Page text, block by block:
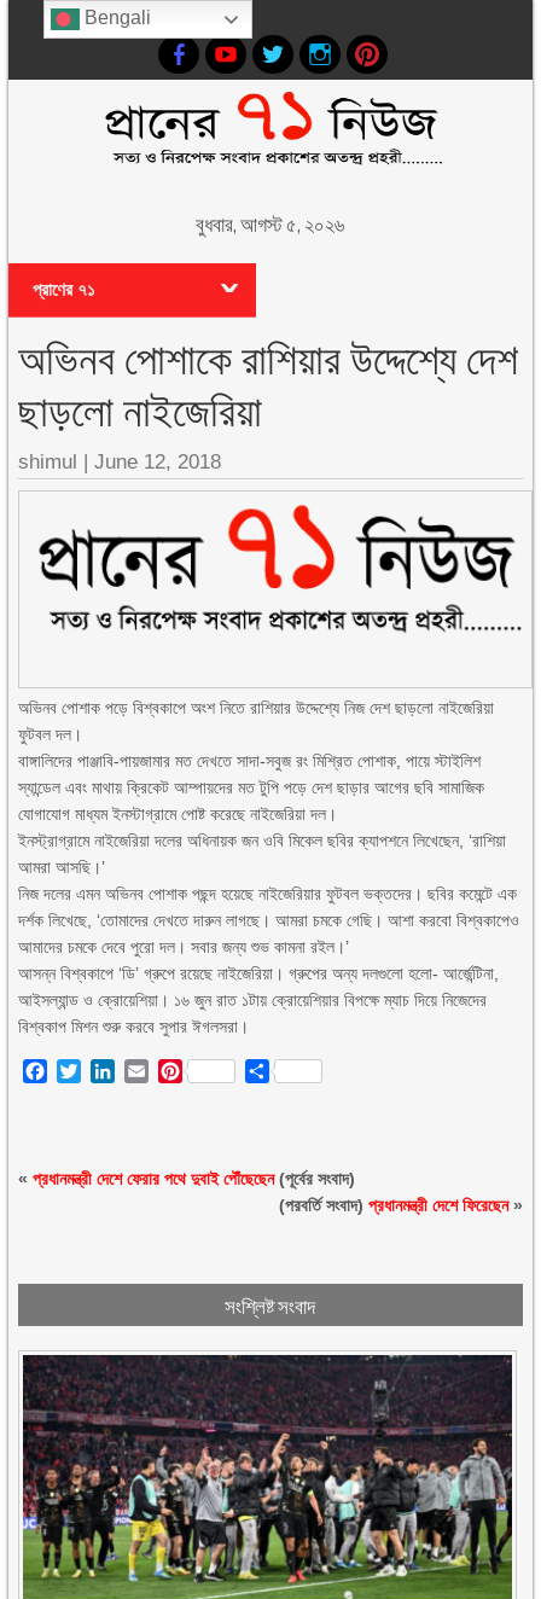
বুধবার, আগস্ট ৫, ২০২৬
প্রাণের ৭১
অভিনব পোশাকে রাশিয়ার উদ্দেশ্যে দেশ
ছাড়লো নাইজেরিয়া
shimul |June 12, 2018
অভিনব পোশাক পড়ে বিশ্বকাপে অংশ নিতে রাশিয়ার উদ্দেশ্যে নিজ দেশ ছাড়লো নাইজেরিয়া
ফুটবল দল।
বাঙ্গালিদের পাঞ্জাবি-পায়জামার মত দেখতে সাদা-সবুজ রং মিশ্রিত পোশাক, পায়ে স্টাইলিশ
স্যান্ডেল এবং মাথায় ক্রিকেট আম্পায়দের মত টুপি পড়ে দেশ ছাড়ার আগের ছবি সামাজিক
যোগাযোগ মাধ্যম ইনস্টাগ্রামে পোষ্ট করেছে নাইজেরিয়া দল।
ইনস্ট্রাগ্রামে নাইজেরিয়া দলের অধিনায়ক জন ওবি মিকেল ছবির ক্যাপশনে লিখেছেন, ‘রাশিয়া
আমরা আসছি।’
নিজ দলের এমন অভিনব পোশাক পছন্দ হয়েছে নাইজেরিয়ার ফুটবল ভক্তদের। ছবির কমেন্টে এক
দর্শক লিখেছে, ‘তোমাদের দেখতে দারুন লাগছে। আমরা চমকে গেছি। আশা করবো বিশ্বকাপেও
আমাদের চমকে দেবে পুরো দল। সবার জন্য শুভ কামনা রইল।’
আসন্ন বিশ্বকাপে ‘ডি’ গ্রুপে রয়েছে নাইজেরিয়া। গ্রুপের অন্য দলগুলো হলো- আর্জেন্টিনা,
আইসল্যান্ড ও ক্রোয়েশিয়া। ১৬ জুন রাত ১টায় ক্রোয়েশিয়ার বিপক্ষে ম্যাচ দিয়ে নিজেদের
বিশ্বকাপ মিশন শুরু করবে সুপার ঈগলসরা।
Facebook
TwitterLinkedIn
EmailPinterest Share
«প্রধানমন্ত্রী দেশে ফেরার পথে দুবাই পৌঁছেছেন(পূর্বের সংবাদ)
(পরবর্তি সংবাদ) প্রধানমন্ত্রী দেশে ফিরেছেন»
সংশ্লিষ্ট সংবাদ
Bengali